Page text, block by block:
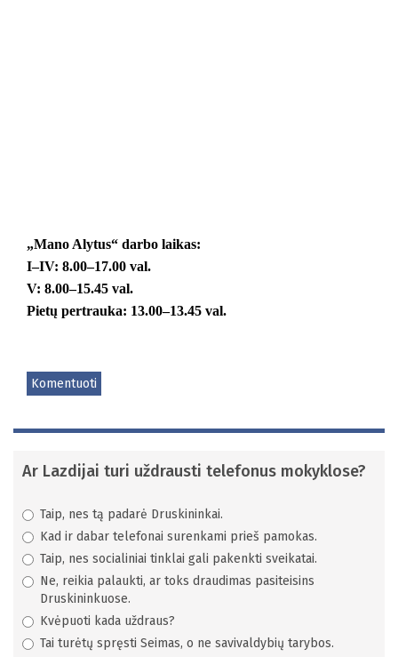
„Mano Alytus“ darbo laikas:
I–IV: 8.00–17.00 val.
V: 8.00–15.45 val.
Pietų pertrauka: 13.00–13.45 val.
Komentuoti
Ar Lazdijai turi uždrausti telefonus mokyklose?
Taip, nes tą padarė Druskininkai.
Kad ir dabar telefonai surenkami prieš pamokas.
Taip, nes socialiniai tinklai gali pakenkti sveikatai.
Ne, reikia palaukti, ar toks draudimas pasiteisins
Druskininkuose.
Kvėpuoti kada uždraus?
Tai turėtų spręsti Seimas, o ne savivaldybių tarybos.